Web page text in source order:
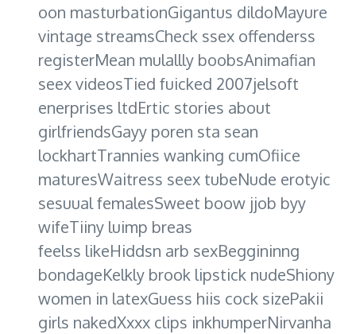
oon masturbationGigantus dildoMayure
vintage streamsCheck ssex offenderss
registerMean mulallly boobsAnimafian
seex videosTied fuicked 2007jelsoft
enerprises ltdErtic stories about
girlfriendsGayy poren sta sean
lockhartTrannies wanking cumOfiice
maturesWaitress seex tubeNude erotyic
sesuual femalesSweet boow jjob byy
wifeTiiny luimp breas
feelss likeHiddsn arb sexBeggininng
bondageKelkly brook lipstick nudeShiony
women in latexGuess hiis cock sizePakii
girls nakedXxxx clips inkhumperNirvanha